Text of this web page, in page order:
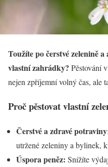
Toužíte po čerstvé zelenině
vlastní zahrádky? Pěstování
nejen zpříjemní volný čas, ale
Proč pěstovat vlastní
Čerstvé a zdravé
utržené zeleniny a bylinek,
Úspora peněz: Snížíte